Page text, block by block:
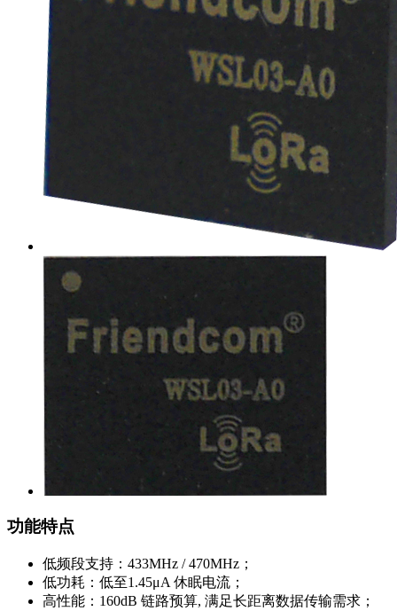
功能特点
低频段支持：433MHz / 470MHz；
低功耗：低至1.45μA 休眠电流；
高性能：160dB 链路预算, 满足长距离数据传输需求；